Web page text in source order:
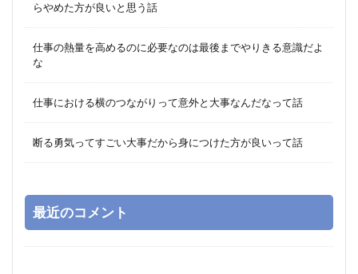
らやめた方が良いと思う話
仕事の熱量を高めるのに必要なのは最後までやりきる意識だよ
な
仕事における横のつながりって意外と大事なんだなって話
断る勇気ってすごい大事だから身につけた方が良いって話
最近のコメント